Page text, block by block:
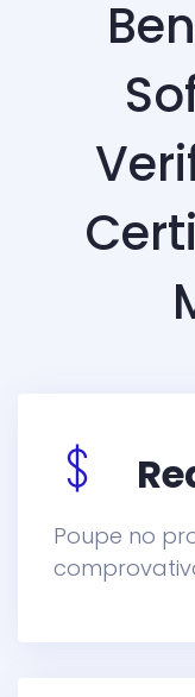
Poupe no